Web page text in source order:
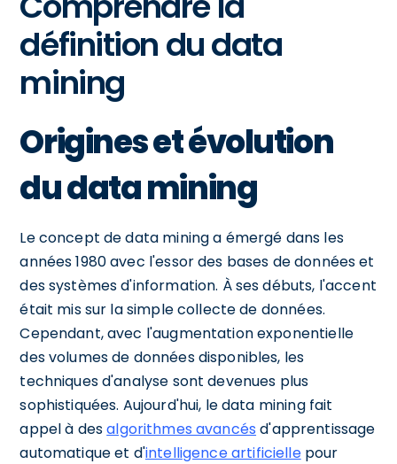
définition du data
mining
Origines et évolution
du data mining
Le concept de data mining a émergé dans les
années 1980 avec l'essor des bases de données et
des systèmes d'information. À ses débuts, l'accent
était mis sur la simple collecte de données.
Cependant, avec l'augmentation exponentielle
des volumes de données disponibles, les
techniques d'analyse sont devenues plus
sophistiquées. Aujourd'hui, le data mining fait
appel à desalgorithmes avancés d'apprentissage
automatique et d'intelligence artificiellepour